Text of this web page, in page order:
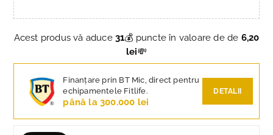
Acest produs vă aduce 31💰 puncte în valoare de de 6,20
lei💸
Finanțare prin BT Mic, direct pentru
echipamentele Fitlife.
până la 300.000 lei
DETALII